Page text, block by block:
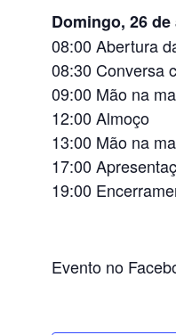
Domingo, 26
08:00 Abertura
08:30 Conversa
09:00 Mão na
12:00 Almoço
13:00 Mão na
17:00
19:00
Evento no